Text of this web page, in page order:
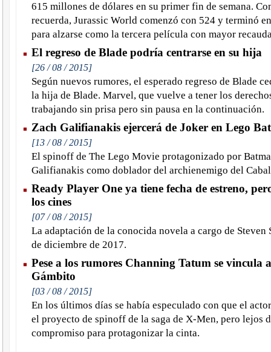
615 millones de dólares en su primer fin de semana.
recuerda, Jurassic World comenzó con 524 y terminó
para alzarse como la tercera película con mayor
El regreso de Blade podría centrarse en su hija
[26 / 08 / 2015]
Según nuevos rumores, el esperado regreso de Blade
la hija de Blade. Marvel, que vuelve a tener los
trabajando sin prisa pero sin pausa en la continuación.
Zach Galifianakis ejercerá de Joker en Lego
[13 / 08 / 2015]
El spinoff de The Lego Movie protagonizado por
Galifianakis como doblador del archienemigo del
Ready Player One ya tiene fecha de estreno,
los cines
[07 / 08 / 2015]
La adaptación de la conocida novela a cargo de
de diciembre de 2017.
Pese a los rumores Channing Tatum se vincula
Gámbito
[03 / 08 / 2015]
En los últimos días se había especulado con que el
el proyecto de spinoff de la saga de X-Men, pero lejos
compromiso para protagonizar la cinta.